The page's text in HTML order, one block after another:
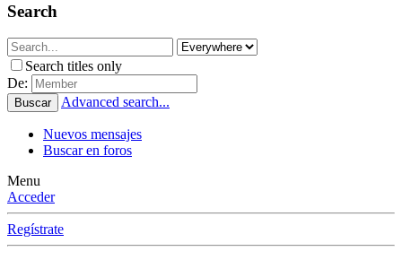
Search
Search titles only
De:
Buscar Advanced search...
Nuevos mensajes
Buscar en foros
Menu
Acceder
Regístrate